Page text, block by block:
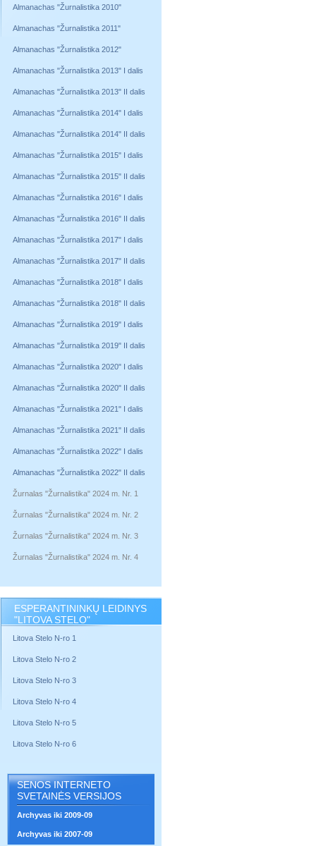
Almanachas "Žurnalistika 2010"
Almanachas "Žurnalistika 2011"
Almanachas "Žurnalistika 2012"
Almanachas "Žurnalistika 2013" I dalis
Almanachas "Žurnalistika 2013" II dalis
Almanachas "Žurnalistika 2014" I dalis
Almanachas "Žurnalistika 2014" II dalis
Almanachas "Žurnalistika 2015" I dalis
Almanachas "Žurnalistika 2015" II dalis
Almanachas "Žurnalistika 2016" I dalis
Almanachas "Žurnalistika 2016" II dalis
Almanachas "Žurnalistika 2017" I dalis
Almanachas "Žurnalistika 2017" II dalis
Almanachas "Žurnalistika 2018" I dalis
Almanachas "Žurnalistika 2018" II dalis
Almanachas "Žurnalistika 2019" I dalis
Almanachas "Žurnalistika 2019" II dalis
Almanachas "Žurnalistika 2020" I dalis
Almanachas "Žurnalistika 2020" II dalis
Almanachas "Žurnalistika 2021" I dalis
Almanachas "Žurnalistika 2021" II dalis
Almanachas "Žurnalistika 2022" I dalis
Almanachas "Žurnalistika 2022" II dalis
Žurnalas "Žurnalistika" 2024 m. Nr. 1
Žurnalas "Žurnalistika" 2024 m. Nr. 2
Žurnalas "Žurnalistika" 2024 m. Nr. 3
Žurnalas "Žurnalistika" 2024 m. Nr. 4
ESPERANTININKŲ LEIDINYS
"LITOVA STELO"
Litova Stelo N-ro 1
Litova Stelo N-ro 2
Litova Stelo N-ro 3
Litova Stelo N-ro 4
Litova Stelo N-ro 5
Litova Stelo N-ro 6
SENOS INTERNETO
SVETAINĖS VERSIJOS
Archyvas iki 2009-09
Archyvas iki 2007-09